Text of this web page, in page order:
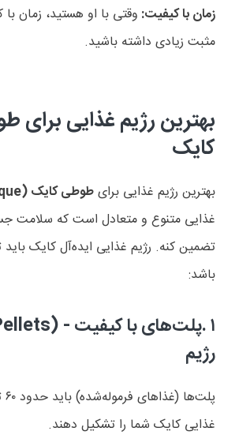
زمان با کیفیت: وقتی با او هستید، زمان
مثبت زیادی داشته باشید.
بهترین رژیم غذایی برای
کایک
بهترین رژیم غذایی برایطوطی کایک
غذایی متنوع و متعادل است که سلامت
تضمین کنه. رژیم غذایی ایده‌آل کایک باید
باشد:
۱.پلت‌های با کیفیت-
رژیم
پلت‌ها (غذاهای فرموله‌شده) باید حدود۶۰
غذایی کایک شما را تشکیل دهند.